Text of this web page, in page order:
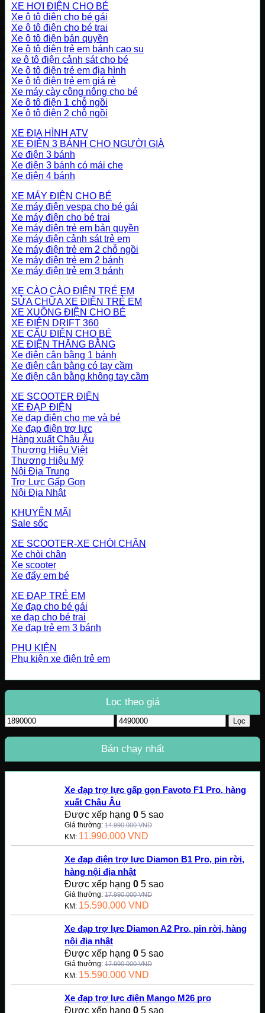
XE HƠI ĐIỆN CHO BÉ
Xe ô tô điện cho bé gái
Xe ô tô điện cho bé trai
Xe ô tô điện bản quyền
Xe ô tô điện trẻ em bánh cao su
xe ô tô điện cảnh sát cho bé
Xe ô tô điện trẻ em địa hình
Xe ô tô điện trẻ em giá rẻ
Xe máy cày công nông cho bé
Xe ô tô điện 1 chỗ ngồi
Xe ô tô điện 2 chỗ ngồi
XE ĐỊA HÌNH ATV
XE ĐIỆN 3 BÁNH CHO NGƯỜI GIÀ
Xe điện 3 bánh
Xe điện 3 bánh có mái che
Xe điện 4 bánh
XE MÁY ĐIỆN CHO BÉ
Xe máy điện vespa cho bé gái
Xe máy điện cho bé trai
Xe máy điện trẻ em bản quyền
Xe máy điện cảnh sát trẻ em
Xe máy điện trẻ em 2 chỗ ngồi
Xe máy điện trẻ em 2 bánh
Xe máy điện trẻ em 3 bánh
XE CÀO CÀO ĐIỆN TRẺ EM
SỬA CHỮA XE ĐIỆN TRẺ EM
XE XUỒNG ĐIỆN CHO BÉ
XE ĐIỆN DRIFT 360
XE CẨU ĐIỆN CHO BÉ
XE ĐIỆN THĂNG BẰNG
Xe điện cân bằng 1 bánh
Xe điện cân bằng có tay cầm
Xe điện cân bằng không tay cầm
XE SCOOTER ĐIỆN
XE ĐẠP ĐIỆN
Xe đạp điện cho mẹ và bé
Xe đạp điện trợ lực
Hàng xuất Châu Âu
Thương Hiệu Việt
Thương Hiệu Mỹ
Nội Địa Trung
Trợ Lực Gấp Gọn
Nội Địa Nhật
KHUYỄN MÃI
Sale sốc
XE SCOOTER-XE CHÒI CHÂN
Xe chòi chân
Xe scooter
Xe đẩy em bé
XE ĐẠP TRẺ EM
Xe đạp cho bé gái
xe đạp cho bé trai
Xe đạp trẻ em 3 bánh
PHỤ KIỆN
Phụ kiện xe điện trẻ em
Lọc theo giá
Giá
tối
thiểu
Giá
tối
Lọc
Bán chạy nhất
Xe đạp trợ lực gấp gọn Favoto F1 Pro, hàng
xuất Châu Âu
Được xếp hạng 0 5 sao
Giá thường: 14.990.000VND
KM: 11.990.000 VND
Xe đạp điện trợ lực Diamon B1 Pro, pin rời,
hàng nội địa nhật
Được xếp hạng 0 5 sao
Giá thường: 17.990.000VND
KM: 15.590.000 VND
Xe đạp trợ lực Diamon A2 Pro, pin rời, hàng
nội địa nhật
Được xếp hạng 0 5 sao
Giá thường: 17.990.000VND
KM: 15.590.000 VND
Xe đạp trợ lực điện Mango M26 pro
Được xếp hạng 0 5 sao